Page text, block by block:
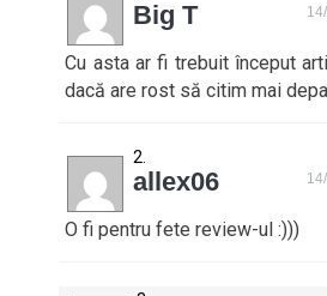
Big T
Cu asta ar fi trebuit început
dacă are rost să citim mai
allex06
O fi pentru fete review-ul :)))